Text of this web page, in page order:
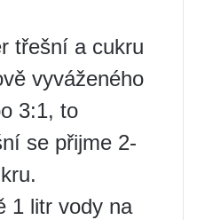
třešní a cukru
vyváženého
3:1, to
se přijme 2-
1 litr vody na